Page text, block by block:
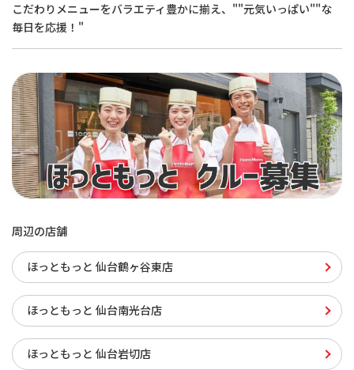
こだわりメニューをバラエティ豊かに揃え、""元気いっぱい""な
毎日を応援！"
周辺の店舗
ほっともっと 仙台鶴ヶ谷東店
ほっともっと 仙台南光台店
ほっともっと 仙台岩切店